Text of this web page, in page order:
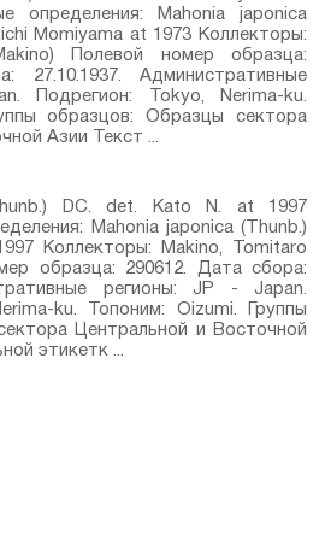
определения: Mahonia japonica
Momiyama at 1973 Коллекторы:
Полевой номер образца:
27.10.1937. Административные
Подрегион: Tokyo, Nerima-ku.
образцов: Образцы сектора
Азии Текст ...
DC.⁣ det. Kato N. at 1997
Mahonia japonica (Thunb.)
Коллекторы: Makino, Tomitaro
образца: 290612. Дата сбора:
регионы: JP - Japan.
ku. Топоним: Oizumi. Группы
Центральной и Восточной
этикетк ...